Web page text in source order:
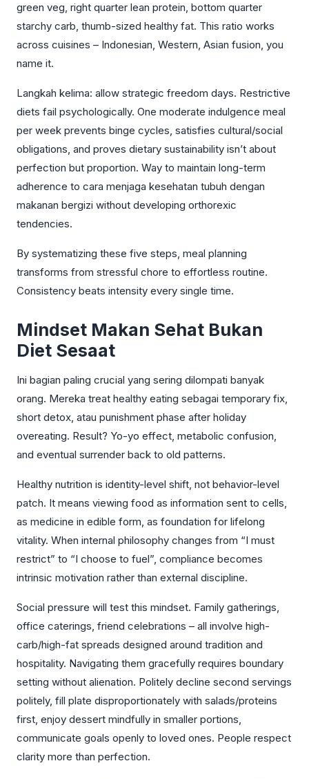
green veg, right quarter lean protein, bottom quarter
starchy carb, thumb-sized healthy fat. This ratio works
across cuisines – Indonesian, Western, Asian fusion, you
name it.
Langkah kelima: allow strategic freedom days. Restrictive
diets fail psychologically. One moderate indulgence meal
per week prevents binge cycles, satisfies cultural/social
obligations, and proves dietary sustainability isn’t about
perfection but proportion. Way to maintain long-term
adherence to cara menjaga kesehatan tubuh dengan
makanan bergizi without developing orthorexic
tendencies.
By systematizing these five steps, meal planning
transforms from stressful chore to effortless routine.
Consistency beats intensity every single time.
Mindset Makan Sehat Bukan
Diet Sesaat
Ini bagian paling crucial yang sering dilompati banyak
orang. Mereka treat healthy eating sebagai temporary fix,
short detox, atau punishment phase after holiday
overeating. Result? Yo-yo effect, metabolic confusion,
and eventual surrender back to old patterns.
Healthy nutrition is identity-level shift, not behavior-level
patch. It means viewing food as information sent to cells,
as medicine in edible form, as foundation for lifelong
vitality. When internal philosophy changes from “I must
restrict” to “I choose to fuel”, compliance becomes
intrinsic motivation rather than external discipline.
Social pressure will test this mindset. Family gatherings,
office caterings, friend celebrations – all involve high-
carb/high-fat spreads designed around tradition and
hospitality. Navigating them gracefully requires boundary
setting without alienation. Politely decline second servings
politely, fill plate disproportionately with salads/proteins
first, enjoy dessert mindfully in smaller portions,
communicate goals openly to loved ones. People respect
clarity more than perfection.